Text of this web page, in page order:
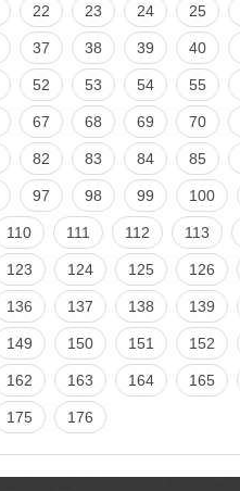
22 23 24 25
37 38 39 40
52 53 54 55
67 68 69 70
82 83 84 85
97 98 99 100
110 111 112 113
123 124 125 126
136 137 138 139
149 150 151 152
162 163 164 165
175 176